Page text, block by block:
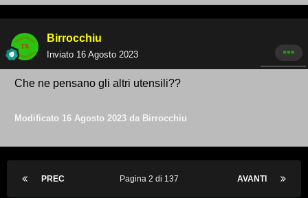
Birrocchiu
Inviato 16 Agosto 2023
Che ne pensano gli altri utensili??
Modificato 16 Agosto 2023 da Birrocchiu
PREC AVANTI
Pagina 2 di 137